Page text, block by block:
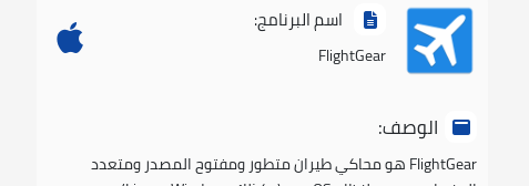
اسم البرنامج:
FlightGear
الوصف:
FlightGear هو محاكي طيران متطور ومفتوح المصدر ومتعدد